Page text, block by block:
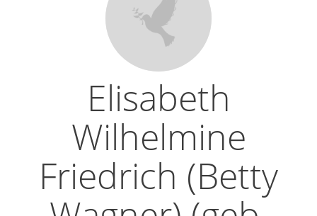
Elisabeth
Wilhelmine
Friedrich (Betty